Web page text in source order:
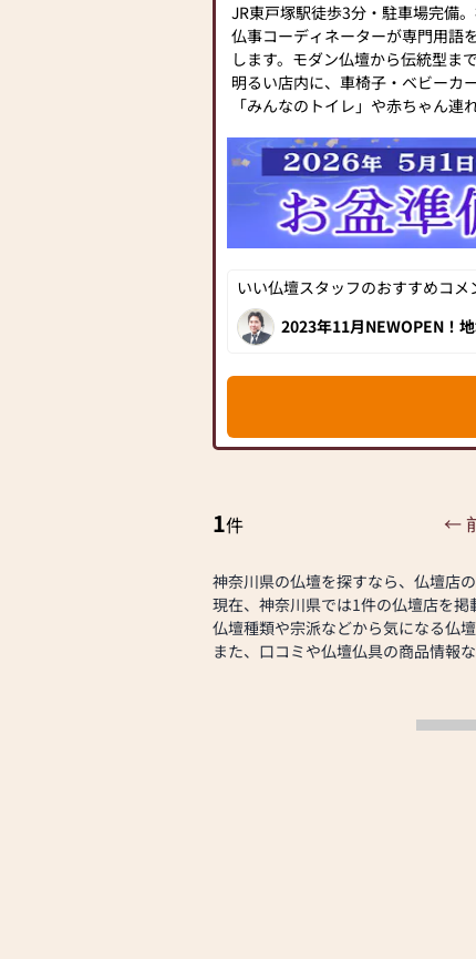
続きを致します)
≪お仏壇のはせがわよりお客様へ≫
「仏壇や仏具をお探しでしたら、
越しください。当店は幅広い品揃
お客様をお迎えしています。
仏壇には様々な種類がございます
ダンなデザインの仏壇、またコン
ど、お客様のご要望に合わせて選
素材や彫刻、仏像の種類も豊富に
心からご供養いただける仏壇を見
さらに、仏具も充実しております
花立てなど、お仏壇のセットや個
ております。お好みやご自宅のお
ただけます。
ず、お求めやすい価格を実現して
用いただけるような耐久性のあ
ので、安心してお買い物をお楽し
最優先に考え、心からのおもてな
お手伝いさせていただきます。ぜ
さい。心地よい空間で、お仏壇や
スタッフ一同、心よりお待ちして
JR東戸塚駅徒歩3分・駐車場完備
仏事コーディネーターが専門用語
します。モダン仏壇から伝統型ま
明るい店内に、車椅子・ベビーカ
「みんなのトイレ」や赤ちゃん連
◆来店予約キャンペーン開催中◆
１、Amazonギフト券5%分プレゼ
２、店頭表示価格から５% OFF
３、更にお値引き3,000円
ご確認ください。
https://e-butsudan.com/special/
ご来店時にクーポンをご提示くださ
特選仏具付モダン仏壇 マレー18
イト43号 99,800円 等
2.58万円～5,000万円までのお仏壇
店をスタッフ一同心よりお待ちし
１、古いお仏壇の引き取り料無料
※本セール期間中にお仏壇ご購入
引取り地域、お仏壇サイズによ
２、お仏壇がご自宅で選べる「お
※店頭のお仏壇をご自宅にお運び
いい仏壇スタッフのおすすめコメ
2023年11月NEWOPEN！
1件 ←
神奈川県の仏壇を探すなら、仏壇店
現在、神奈川県では1件の仏壇店を掲
仏壇種類や宗派などから気になる仏
また、口コミや仏壇仏具の商品情報